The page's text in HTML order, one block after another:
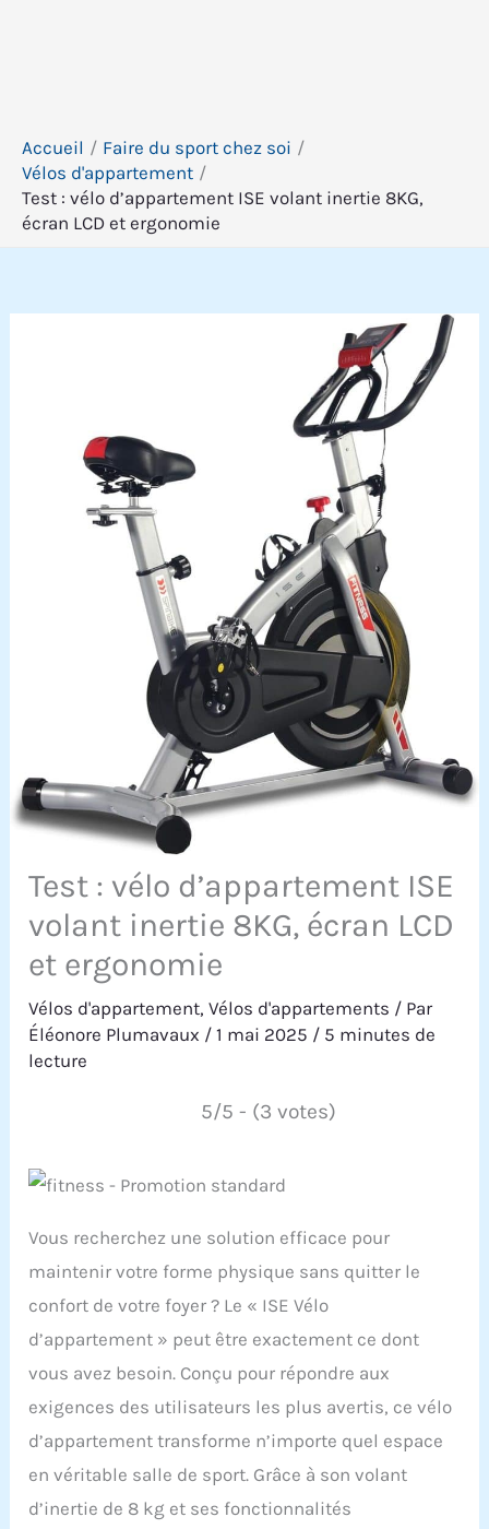
Accueil
Faire du sport chez soi
Vélos d'appartement
Test : vélo d’appartement ISE volant inertie 8KG,
écran LCD et ergonomie
Test : vélo d’appartement ISE
volant inertie 8KG, écran LCD
et ergonomie
Vélos d'appartement,Vélos d'appartements / Par
Éléonore Plumavaux /1 mai 2025 / 5 minutes de
lecture
5/5 - (3 votes)
Vous recherchez une solution efficace pour
maintenir votre forme physique sans quitter le
confort de votre foyer ? Le « ISE Vélo
d’appartement » peut être exactement ce dont
vous avez besoin. Conçu pour répondre aux
exigences des utilisateurs les plus avertis, ce vélo
d’appartement transforme n’importe quel espace
en véritable salle de sport. Grâce à son volant
d’inertie de 8 kg et ses fonctionnalités